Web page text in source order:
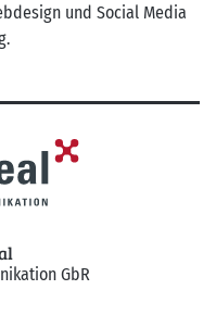
und Social Media
GbR